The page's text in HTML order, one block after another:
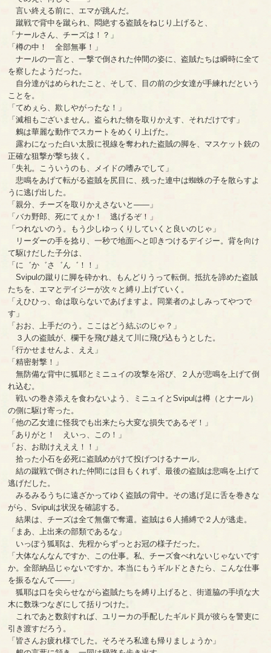
言い終える前に、エマが跳んだ。
蹴戦で背中を蹴られ、悶絶する盗賊をねじり上げると、
「ナールさん、チーズは！？」
「樽の中！ 全部無事！」
ナールの一言と、一撃で倒された仲間の姿に、盗賊たちは瞬時に全て
を察したようだった。
自分達がはめられたこと、そして、目の前の少女達が手練れだという
ことを。
「てめぇら、欺しやがったな！」
「滅相もございません。盗られた物を取りかえす、それだけです」
鶫は華麗な動作でスカートをめくり上げた。
露わになった白い太股に視線を奪われた盗賊の脚を、マスケット銃の
正確な狙撃が撃ち抜く。
「失礼。こういうのも、メイドの嗜みでして」
悲鳴をあげて転がる盗賊を尻目に、残った連中は蜘蛛の子を散らすよ
うに逃げ出した。
「親分、チーズを取りかえさないと――」
「バカ野郎、死にてぇか！ 逃げるぞ！」
「つれないのう。もう少しゆっくりしていくと良いのじゃ」
リーダーの手を捻り、一秒で地面へと叩きつけるデイジー。背を向け
て駆けだした子分は、
「に゛か゛さ゛ん゛！！」
Svipulの蹴りに脚を砕かれ、もんどりうって転倒。抵抗を諦めた盗賊
たちを、エマとデイジーが次々と縛り上げていく。
「えひひっ、命は取らないであげますよ。同業者のよしみってやつで
す」
「おお、上手だのう。ここはどう結ぶのじゃ？」
３人の盗賊が、欄干を飛び越えて川に飛び込もうとした。
「行かせませんよ、ええ」
「精密射撃！」
無防備な背中に狐耶とミニュイの攻撃を浴び、２人が悲鳴を上げて倒
れ込む。
戦いの巻き添えを食わないよう、ミニュイとSvipulは樽（とナール）
の側に駆け寄った。
「他の乙女達に怪我でも出来たら大変な損失であるぞ！」
「ありがと！ えいっ、この！」
「お、お助けえええ！！」
拾った小石を必死に盗賊めがけて投げつけるナール。
結の蹴戦で倒された仲間には目もくれず、最後の盗賊は悲鳴を上げて
逃げだした。
みるみるうちに遠ざかってゆく盗賊の背中。その逃げ足に舌を巻きな
がら、Svipulは状況を確認する。
結果は、チーズは全て無傷で奪還。盗賊は６人捕縛で２人が逃走。
「まあ、上出来の部類であるな」
いっぽう狐耶は、先程からずっとお冠の様子だった。
「大体なんなんですか、この仕事。私、チーズ食べれないじゃないです
か。全部納品じゃないですか。本当にもうギルドときたら、こんな仕事
を振るなんて――」
狐耶は口を尖らせながら盗賊たちを縛り上げると、街道脇の手頃な大
木に数珠つなぎにして括りつけた。
これであと数刻すれば、ユリーカの手配したギルド員が彼らを警吏に
引き渡すだろう。
「皆さんお疲れ様でした。そろそろ私達も帰りましょうか」